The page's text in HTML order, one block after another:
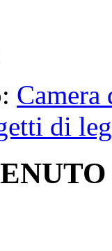
Camera
di